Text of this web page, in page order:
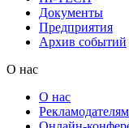
Документы
Предприятия
Архив событий
О нас
О нас
Рекламодателям